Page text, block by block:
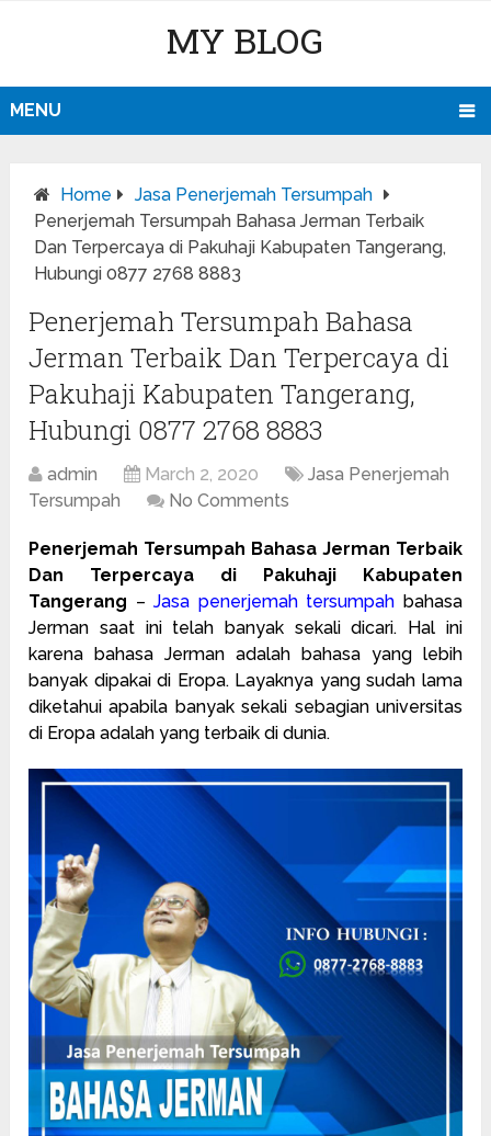
MY BLOG
MENU
Home
Jasa Penerjemah Tersumpah
Penerjemah Tersumpah Bahasa Jerman Terbaik
Dan Terpercaya di Pakuhaji Kabupaten Tangerang,
Hubungi 0877 2768 8883
Penerjemah Tersumpah Bahasa
Jerman Terbaik Dan Terpercaya di
Pakuhaji Kabupaten Tangerang,
Hubungi 0877 2768 8883
admin March 2, 2020
Jasa Penerjemah
Tersumpah
No Comments
Penerjemah Tersumpah Bahasa Jerman Terbaik
Dan Terpercaya di Pakuhaji Kabupaten
Tangerang –Jasa penerjemah tersumpah bahasa
Jerman saat ini telah banyak sekali dicari. Hal ini
karena bahasa Jerman adalah bahasa yang lebih
banyak dipakai di Eropa. Layaknya yang sudah lama
diketahui apabila banyak sekali sebagian universitas
di Eropa adalah yang terbaik di dunia.